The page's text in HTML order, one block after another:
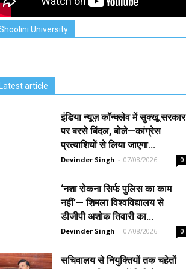
University
article
इंडिया न्यूज़ कॉन्क्लेव में सुक्खू सरकार
पर बरसे बिंदल, बोले—कांग्रेस
प्रत्याशियों से लिया जाएगा...
Devinder Singh - 07/08/2026 0
‘नशा रोकना सिर्फ पुलिस का काम
नहीं’— शिमला विश्वविद्यालय से
डीजीपी अशोक तिवारी का...
Devinder Singh - 07/08/2026 0
सचिवालय से नियुक्तियों तक चहेतों